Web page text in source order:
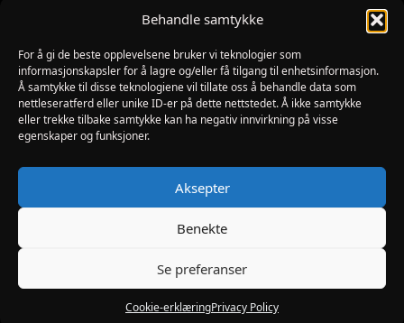
Behandle samtykke
For å gi de beste opplevelsene bruker vi teknologier som
informasjonskapsler for å lagre og/eller få tilgang til enhetsinformasjon.
Å samtykke til disse teknologiene vil tillate oss å behandle data som
nettleseratferd eller unike ID-er på dette nettstedet. Å ikke samtykke
eller trekke tilbake samtykke kan ha negativ innvirkning på visse
egenskaper og funksjoner.
Aksepter
Benekte
Se preferanser
Cookie-erklæringPrivacy Policy
Kontaktskjema
Åpningstider
MANDAG-FREDAG: 09:00-17:00
LØRDAG: 10:00-15:00
SØNDAG: STENGT
PÅSKEAFTEN OG PINSEAFTEN : 10:00-13:00
Informasjon
MIN SIDE
KJØPSBETINGELSER
Utviklet av Digipos AS – Arendal Copyright 2026